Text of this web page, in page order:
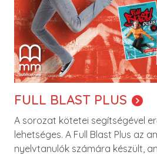
FULL BLAST PLUS
A sorozat kötetei segítségével
lehetséges. A Full Blast Plus az
nyelvtanulók számára készült,